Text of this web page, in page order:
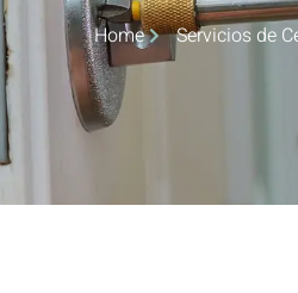
Home Servicios de